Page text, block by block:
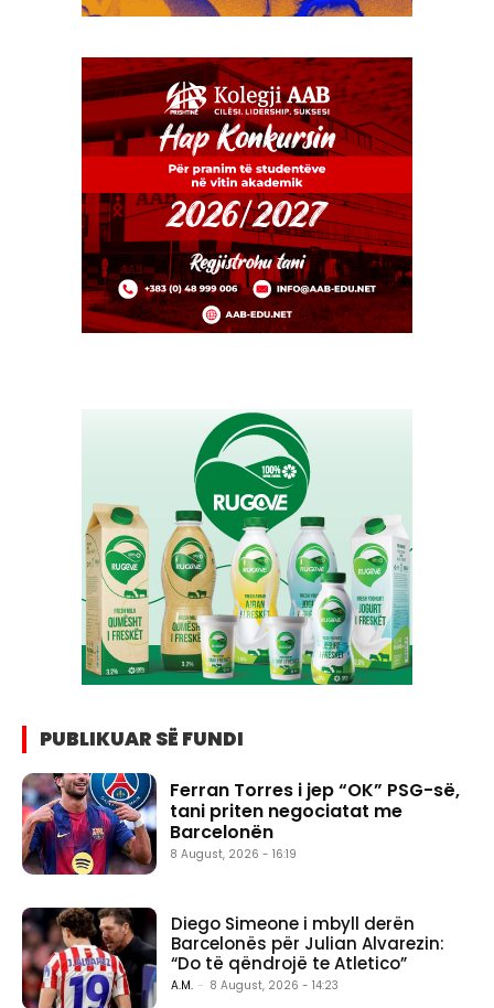
PUBLIKUAR SË FUNDI
Ferran Torres i jep “OK” PSG-së,
tani priten negociatat me
Barcelonën
8 August, 2026 - 16:19
Diego Simeone i mbyll derën
Barcelonës për Julian Alvarezin:
“Do të qëndrojë te Atletico”
A.M. - 8 August, 2026 - 14:23